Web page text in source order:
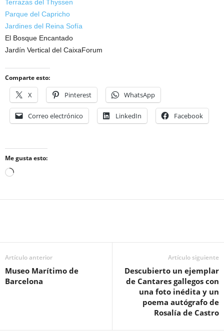
Terrazas del Thyssen
Parque del Capricho
Jardines del Reina Sofía
El Bosque Encantado
Jardín Vertical del CaixaForum
Comparte esto:
X Pinterest WhatsApp
Correo electrónico LinkedIn Facebook
Me gusta esto:
Cargando...
Artículo anterior
Museo Marítimo de
Barcelona
Artículo siguiente
Descubierto un ejemplar
de Cantares gallegos con
una foto inédita y un
poema autógrafo de
Rosalía de Castro